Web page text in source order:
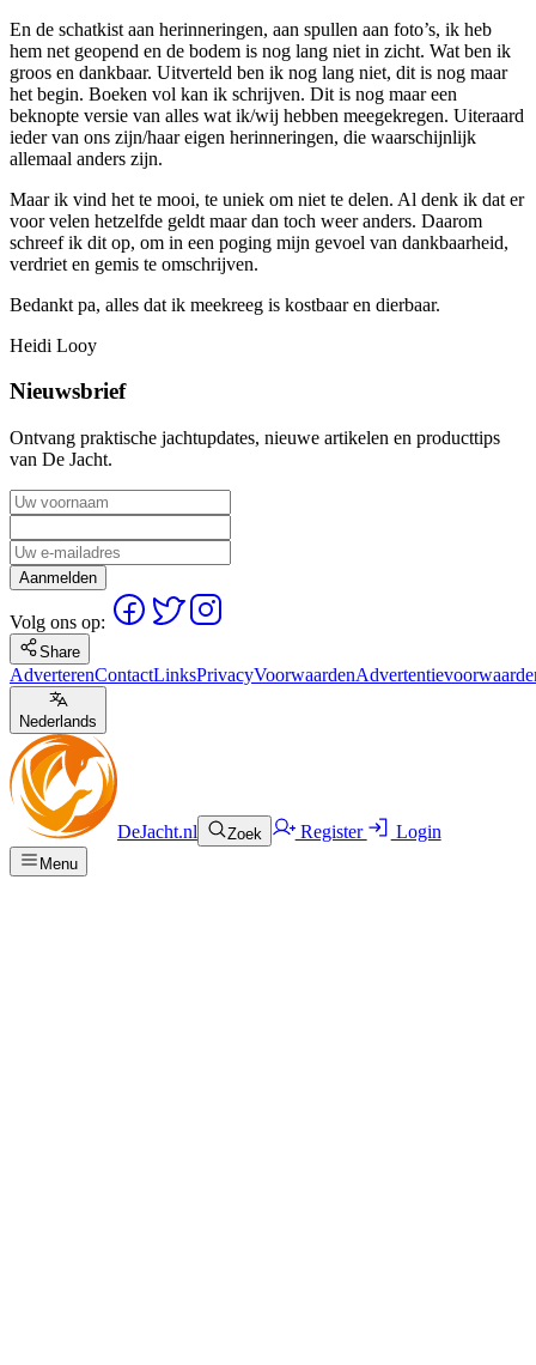
En de schatkist aan herinneringen, aan spullen aan foto’s, ik heb
hem net geopend en de bodem is nog lang niet in zicht. Wat ben ik
groos en dankbaar. Uitverteld ben ik nog lang niet, dit is nog maar
het begin. Boeken vol kan ik schrijven. Dit is nog maar een
beknopte versie van alles wat ik/wij hebben meegekregen. Uiteraard
ieder van ons zijn/haar eigen herinneringen, die waarschijnlijk
allemaal anders zijn.
Maar ik vind het te mooi, te uniek om niet te delen. Al denk ik dat er
voor velen hetzelfde geldt maar dan toch weer anders. Daarom
schreef ik dit op, om in een poging mijn gevoel van dankbaarheid,
verdriet en gemis te omschrijven.
Bedankt pa, alles dat ik meekreeg is kostbaar en dierbaar.
Heidi Looy
Nieuwsbrief
Ontvang praktische jachtupdates, nieuwe artikelen en producttips
van De Jacht.
Aanmelden
Volg ons op:
Share
AdverterenContactLinksPrivacyVoorwaarden
Nederlands
DeJacht.nl Zoek Register Login
Menu